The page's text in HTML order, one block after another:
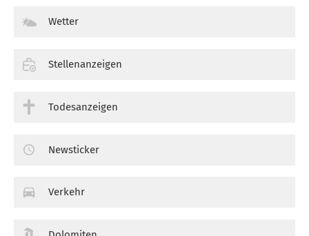
Wetter
Stellenanzeigen
Todesanzeigen
Newsticker
Verkehr